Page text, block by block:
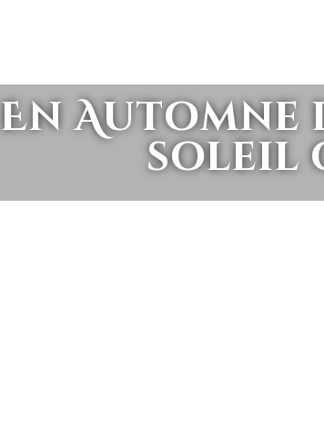
En
soleil